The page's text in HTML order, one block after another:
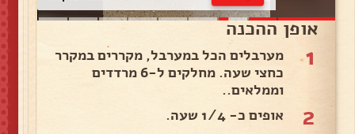
אופן ההכנה
1
מערבלים הכל במערבל, מקררים במקרר
כחצי שעה. מחלקים ל-6 מרדדים
וממלאים..
2 אופים כ- 1/4 שעה.